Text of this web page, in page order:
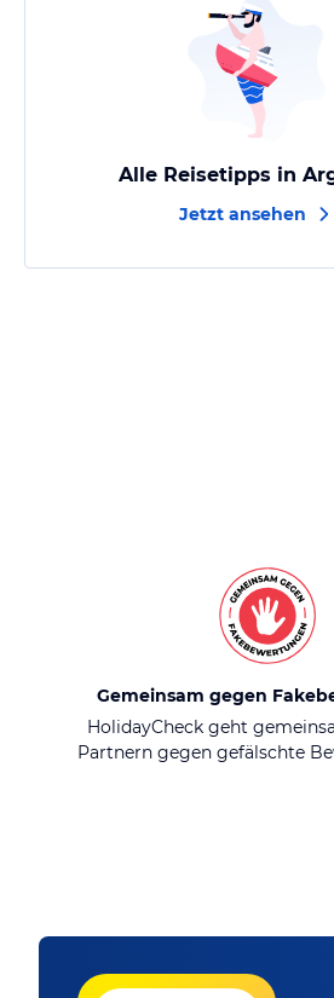
Alle Reisetipps in
Jetzt ansehen
Gemeinsam gegen
HolidayCheck geht
Partnern gegen gefälschte